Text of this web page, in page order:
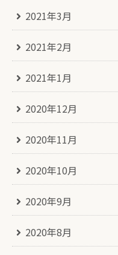
2021年3月
2021年2月
2021年1月
2020年12月
2020年11月
2020年10月
2020年9月
2020年8月